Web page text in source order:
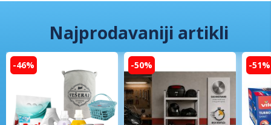
Najprodavaniji artikli
-46% -50% -51%